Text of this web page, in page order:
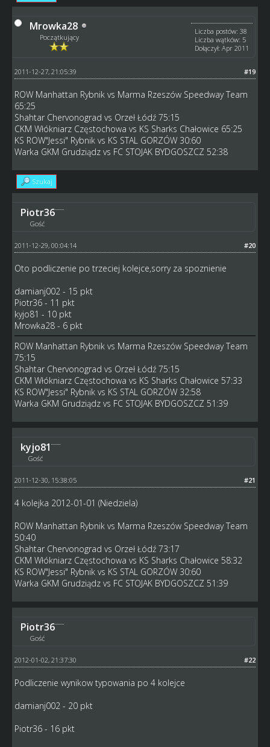
Mrowka28
Początkujący
Liczba postów: 38
Liczba wątków: 5
Dołączył: Apr 2011
#19
2011-12-27, 21:05:39
ROW Manhattan Rybnik vs Marma Rzeszów Speedway Team
65:25
Shahtar Chervonograd vs Orzeł Łódź 75:15
CKM Włókniarz Częstochowa vs KS Sharks Chałowice 65:25
KS ROW"Jessi" Rybnik vs KS STAL GORZÓW 30:60
Warka GKM Grudziądz vs FC STOJAK BYDGOSZCZ 52:38
Szukaj
Piotr36
Gość
#20
2011-12-29, 00:04:14
Oto podliczenie po trzeciej kolejce,sorry za spoznienie
damianj002 - 15 pkt
Piotr36 - 11 pkt
kyjo81 - 10 pkt
Mrowka28 - 6 pkt
ROW Manhattan Rybnik vs Marma Rzeszów Speedway Team
75:15
Shahtar Chervonograd vs Orzeł Łódź 75:15
CKM Włókniarz Częstochowa vs KS Sharks Chałowice 57:33
KS ROW"Jessi" Rybnik vs KS STAL GORZÓW 32:58
Warka GKM Grudziądz vs FC STOJAK BYDGOSZCZ 51:39
kyjo81
Gość
#21
2011-12-30, 15:38:05
4 kolejka 2012-01-01 (Niedziela)
ROW Manhattan Rybnik vs Marma Rzeszów Speedway Team
50:40
Shahtar Chervonograd vs Orzeł Łódź 73:17
CKM Włókniarz Częstochowa vs KS Sharks Chałowice 58:32
KS ROW"Jessi" Rybnik vs KS STAL GORZÓW 30:60
Warka GKM Grudziądz vs FC STOJAK BYDGOSZCZ 51:39
Piotr36
Gość
#22
2012-01-02, 21:37:30
Podliczenie wynikow typowania po 4 kolejce
damianj002 - 20 pkt
Piotr36 - 16 pkt